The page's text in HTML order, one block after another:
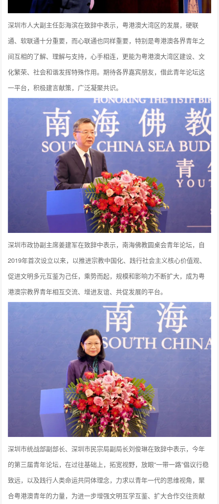
深圳市人大副主任彭海滨在致辞中表示，粤港澳大湾区的发展，硬联
通、软联通十分重要，而心联通也同样重要，特别是粤港澳各界青年之
间互相的了解、理解与支持，心手相连，更能为粤港澳大湾区建设、文
化繁荣、社会和谐发挥特殊作用。期待各界嘉宾朋友，借此青年论坛这
一平台，积极建言献策，广泛凝聚共识。
深圳市政协副主席姜建军在致辞中表示，南海佛教圆桌会青年论坛，自
2019年首次设立以来，以推进宗教中国化、践行社会主义核心价值观、
促进文明多元互鉴为己任，乘势而起，规模和影响力不断扩大，成为粤
港澳宗教界青年相互交流、增进友谊、共促发展的平台。
深圳市统战部副部长、深圳市民宗局副局长刘俊琳在致辞中表示，今年
的第三届青年论坛，在过往基础上，拓宽视野，放眼“一带一路”倡议行稳
致远，以及践行人类命运共同体理念，力求以青年一代的思维视角，聚
合粤港澳青年的力量，为进一步增强文明互学互鉴、扩大合作交往贡献